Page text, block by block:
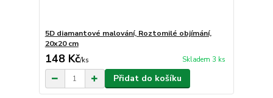
5D diamantové malování, Roztomilé objímání,
20x20 cm
148 Kč/ks Skladem 3 ks
Přidat do košíku